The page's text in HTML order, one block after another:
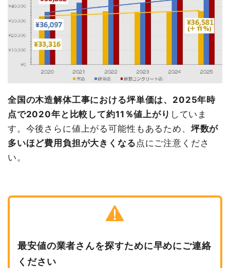
全国の木造解体工事における坪単価は、2025年時
点で2020年と比較して約11％値上がり していま
す。今後さらに値上がる可能性もあるため、 坪数が
多いほど費用負担が大きくなる 点にご注意くださ
い。
最安値の業者さんを探すために早めにご連絡
ください